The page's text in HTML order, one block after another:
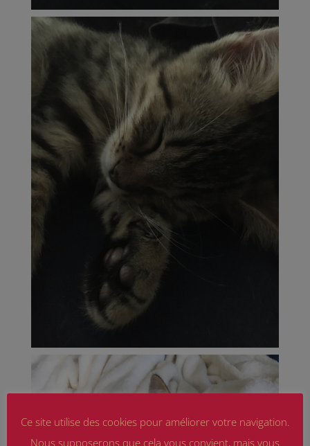
Ce site utilise des cookies pour améliorer votre navigation.
Nous supposerons que cela vous convient, mais vous